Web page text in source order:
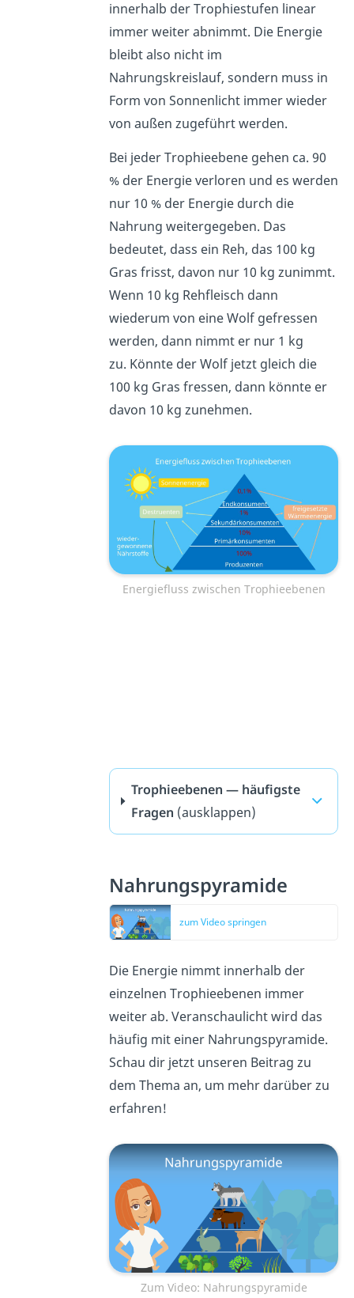
innerhalb der Trophiestufen linear
immer weiter abnimmt. Die Energie
bleibt also nicht im
Nahrungskreislauf, sondern muss in
Form von Sonnenlicht immer wieder
von außen zugeführt werden.
Bei jeder Trophieebene gehen ca. 90
% der Energie verloren und es werden
nur 10 % der Energie durch die
Nahrung weitergegeben. Das
bedeutet, dass ein Reh, das 100 kg
Gras frisst, davon nur 10 kg zunimmt.
Wenn 10 kg Rehfleisch dann
wiederum von eine Wolf gefressen
werden, dann nimmt er nur 1 kg
zu. Könnte der Wolf jetzt gleich die
100 kg Gras fressen, dann könnte er
davon 10 kg zunehmen.
Energiefluss zwischen Trophieebenen
Trophieebenen — häufigste
Fragen (ausklappen)
Nahrungspyramide
zum Video springen
Die Energie nimmt innerhalb der
einzelnen Trophieebenen immer
weiter ab. Veranschaulicht wird das
häufig mit einer Nahrungspyramide.
Schau dir jetzt unseren Beitrag zu
dem Thema an, um mehr darüber zu
erfahren!
Zum Video: Nahrungspyramide